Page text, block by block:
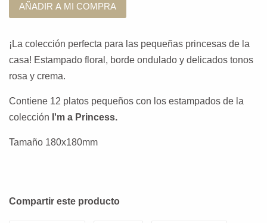
AÑADIR A MI COMPRA
¡La colección perfecta para las pequeñas princesas de la
casa! Estampado floral, borde ondulado y delicados tonos
rosa y crema.
Contiene 12 platos pequeños con los estampados de la
colección I'm a Princess.
Tamaño 180x180mm
Compartir este producto